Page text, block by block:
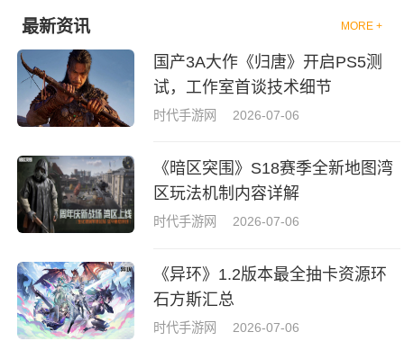
最新资讯 MORE +
国产3A大作《归唐》开启PS5测
试，工作室首谈技术细节
时代手游网 2026-07-06
《暗区突围》S18赛季全新地图湾
区玩法机制内容详解
时代手游网 2026-07-06
《异环》1.2版本最全抽卡资源环
石方斯汇总
时代手游网 2026-07-06